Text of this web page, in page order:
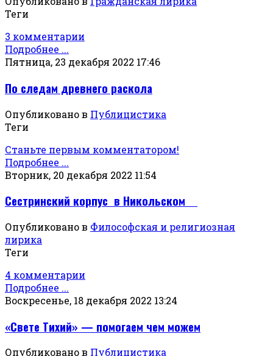
Теги
3 комментарии
Подробнее ...
Пятница, 23 декабря 2022 17:46
По следам древнего раскола
Опубликовано в Публицистика
Теги
Станьте первым комментатором!
Подробнее ...
Вторник, 20 декабря 2022 11:54
Сестринский корпус в Никольском
Опубликовано в Философская и религиозная
лирика
Теги
4 комментарии
Подробнее ...
Воскресенье, 18 декабря 2022 13:24
«Свете Тихий» — помогаем чем можем
Опубликовано в Публицистика